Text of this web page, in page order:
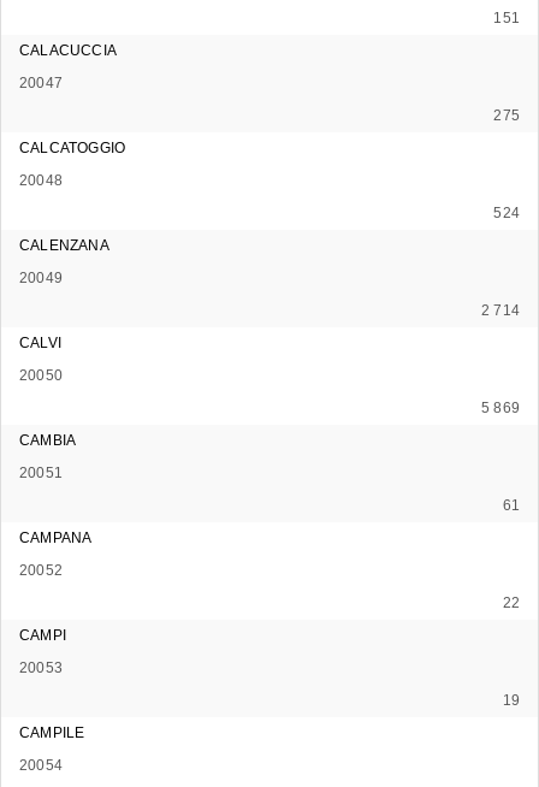
151
CALACUCCIA
20047
275
CALCATOGGIO
20048
524
CALENZANA
20049
2 714
CALVI
20050
5 869
CAMBIA
20051
61
CAMPANA
20052
22
CAMPI
20053
19
CAMPILE
20054